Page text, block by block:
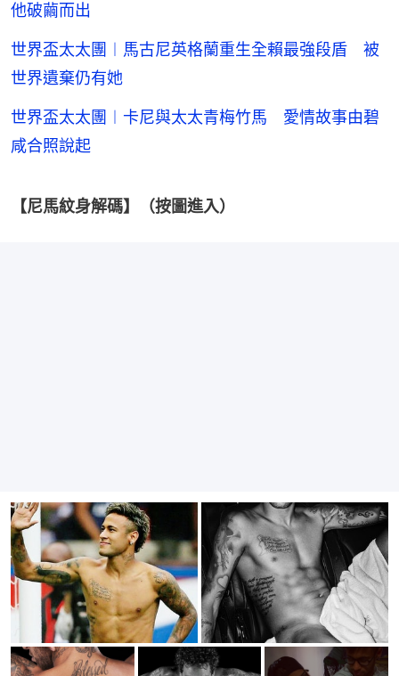
他破繭而出
世界盃太太團︱馬古尼英格蘭重生全賴最強段盾 被
世界遺棄仍有她
世界盃太太團︱卡尼與太太青梅竹馬 愛情故事由碧
咸合照說起
【尼馬紋身解碼】（按圖進入）